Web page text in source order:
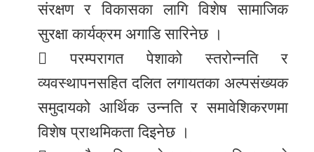
संरक्षण र विकासका लागि विशेष सामाजिक
सुरक्षा कार्यक्रम अगाडि सारिनेछ ।
 परम्परागत पेशाको स्तरोन्नति र
व्यवस्थापनसहित दलित लगायतका अल्पसंख्यक
समुदायको आर्थिक उन्नति र समावेशिकरणमा
विशेष प्राथमिकता दिइनेछ ।